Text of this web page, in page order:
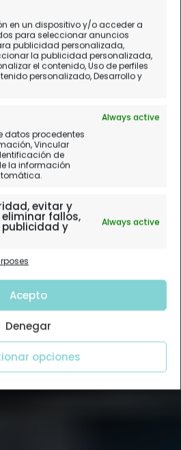
en un dispositivo y/o acceder a
para seleccionar anuncios
publicidad personalizada,
la publicidad personalizada,
el contenido, Uso de perfiles
personalizado, Desarrollo y
Always active
datos procedentes
Vincular
de
la información
evitar y
fallos,
publicidad y Always active
Acepto
Denegar
opciones